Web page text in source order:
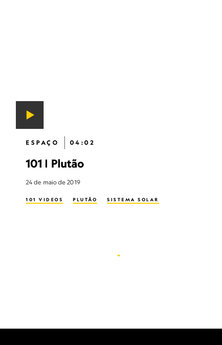
ESPAÇO 04:02
101 | Plutão
24 de maio de 2019
101 VIDEOS PLUTÃO SISTEMA SOLAR